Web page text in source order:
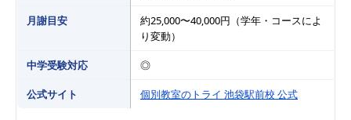
月謝目安
約25,000〜40,000円（学年・コースによ
り変動）
中学受験対応 ◎
公式サイト 個別教室のトライ 池袋駅前校 公式